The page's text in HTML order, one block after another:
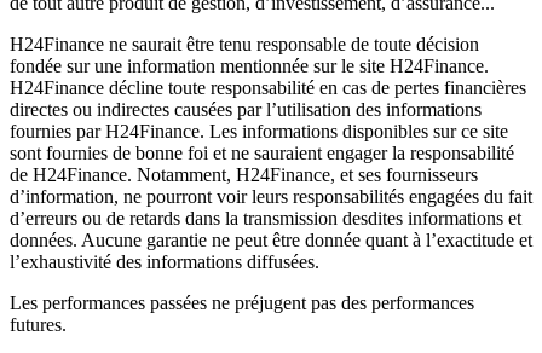
H24Finance ne saurait être tenu responsable de toute décision
fondée sur une information mentionnée sur le site H24Finance.
H24Finance décline toute responsabilité en cas de pertes financières
directes ou indirectes causées par l’utilisation des informations
fournies par H24Finance. Les informations disponibles sur ce site
sont fournies de bonne foi et ne sauraient engager la responsabilité
de H24Finance. Notamment, H24Finance, et ses fournisseurs
d’information, ne pourront voir leurs responsabilités engagées du fait
d’erreurs ou de retards dans la transmission desdites informations et
données. Aucune garantie ne peut être donnée quant à l’exactitude et
l’exhaustivité des informations diffusées.
Les performances passées ne préjugent pas des performances
futures.